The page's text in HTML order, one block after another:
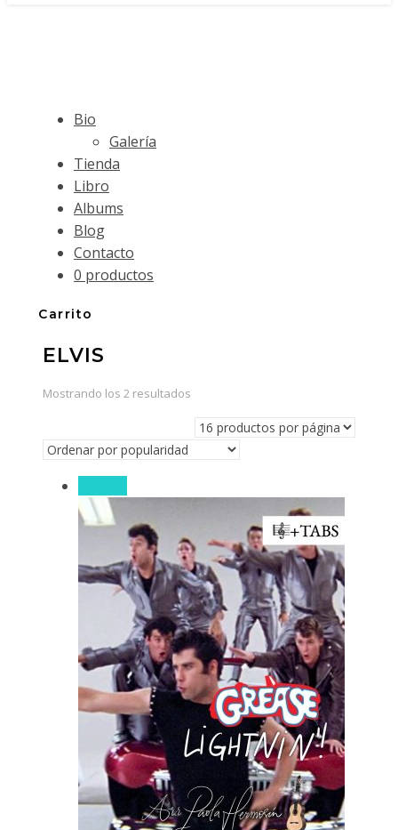
Bio
Galería
Tienda
Libro
Albums
Blog
Contacto
0 productos
Carrito
ELVIS
Mostrando los 2 resultados
popularidad